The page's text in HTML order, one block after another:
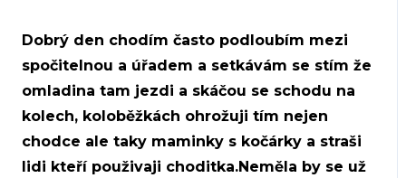
Dobrý den chodím často podloubím mezi
spočitelnou a úřadem a setkávám se stím že
omladina tam jezdi a skáčou se schodu na
kolech, koloběžkách ohrožuji tím nejen
chodce ale taky maminky s kočárky a straši
lidi kteří použivaji choditka.Neměla by se už